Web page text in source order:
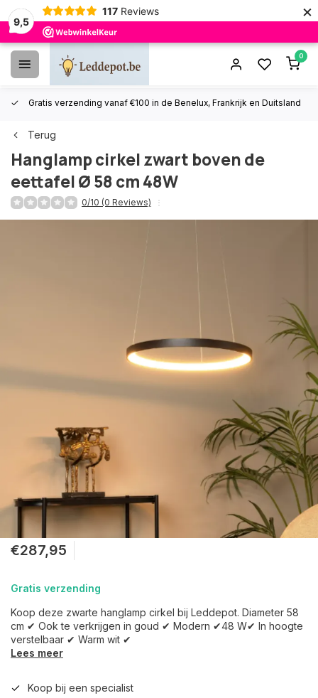
9,5
117 Reviews ×
0
Gratis verzending vanaf €100 in de Benelux, Frankrijk en Duitsland
Terug
Hanglamp cirkel zwart boven de
eettafel Ø 58 cm 48W
0/10 (0 Reviews)
€287,95
Gratis verzending
Koop deze zwarte hanglamp cirkel bij Leddepot. Diameter 58
cm ✔ Ook te verkrijgen in goud ✔ Modern ✔48 W✔ In hoogte
verstelbaar ✔ Warm wit ✔
Lees meer
Koop bij een specialist